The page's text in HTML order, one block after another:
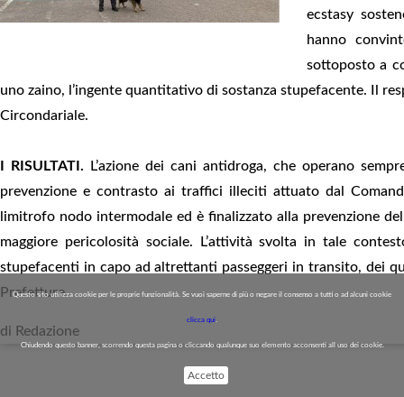
Questo sito utilizza cookie per le proprie funzionalità. Se vuoi saperne di più o negare il consenso a tutti o ad alcuni cookie
clicca qui.
Chiudendo questo banner, scorrendo questa pagina o cliccando qualunque suo elemento acconsenti all uso dei cookie.
Accetto
ecstasy
hanno
sottoposto a
uno zaino, l’ingente quantitativo di sostanza stupefacente. Il
Circondariale.
I RISULTATI. L’azione dei cani antidroga, che operano
prevenzione e contrasto ai traffici illeciti attuato dal
limitrofo nodo intermodale ed è finalizzato alla prevenzione
maggiore pericolosità sociale. L’attività svolta in tale
stupefacenti in capo ad altrettanti passeggeri in transito, dei
Prefetture.
di Redazione